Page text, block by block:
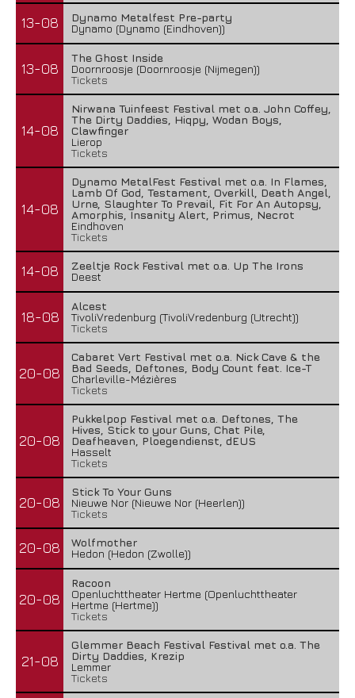
13-08
Dynamo Metalfest Pre-party
Dynamo (Dynamo (Eindhoven))
13-08
The Ghost Inside
Doornroosje (Doornroosje (Nijmegen))
Tickets
14-08
Nirwana Tuinfeest Festival met o.a. John Coffey,
The Dirty Daddies, Hiqpy, Wodan Boys,
Clawfinger
Lierop
Tickets
14-08
Dynamo MetalFest Festival met o.a. In Flames,
Lamb Of God, Testament, Overkill, Death Angel,
Urne, Slaughter To Prevail, Fit For An Autopsy,
Amorphis, Insanity Alert, Primus, Necrot
Eindhoven
Tickets
14-08
Zeeltje Rock Festival met o.a. Up The Irons
Deest
18-08
Alcest
TivoliVredenburg (TivoliVredenburg (Utrecht))
Tickets
20-08
Cabaret Vert Festival met o.a. Nick Cave & the
Bad Seeds, Deftones, Body Count feat. Ice-T
Charleville-Mézières
Tickets
20-08
Pukkelpop Festival met o.a. Deftones, The
Hives, Stick to your Guns, Chat Pile,
Deafheaven, Ploegendienst, dEUS
Hasselt
Tickets
20-08
Stick To Your Guns
Nieuwe Nor (Nieuwe Nor (Heerlen))
Tickets
20-08
Wolfmother
Hedon (Hedon (Zwolle))
20-08
Racoon
Openluchttheater Hertme (Openluchttheater
Hertme (Hertme))
Tickets
21-08
Glemmer Beach Festival Festival met o.a. The
Dirty Daddies, Krezip
Lemmer
Tickets